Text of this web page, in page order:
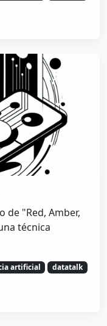
de "Red, Amber,
técnica
artificial datatalk